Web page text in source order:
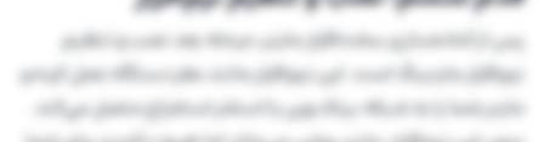
پس از آماده‌سازی سخت‌افزار ماینر، مرحله بعد نصب و تنظیم
نرم‌افزار ماینینگ است. این نرم‌افزار مانند مغز دستگاه عمل کرده و
ماینر شما را به شبکه بیتک وین یا استخر استخراج متصل می‌کند.